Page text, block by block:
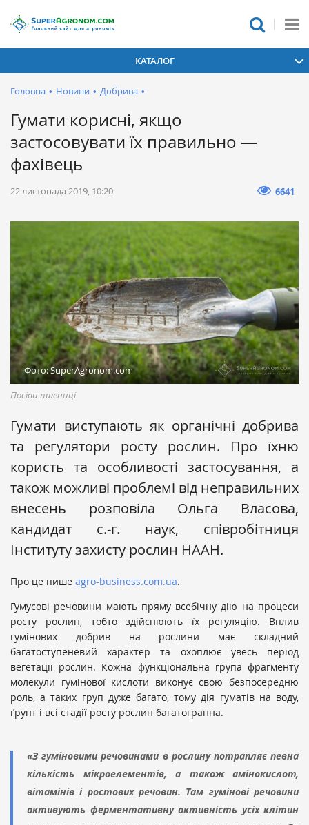
КАТАЛОГ
Головна • Новини • Добрива •
Гумати корисні, якщо
застосовувати їх правильно —
фахівець
22 листопада 2019, 10:20 6641
Фото: SuperAgronom.com
Посіви пшениці
Гумати виступають як органічні добрива
та регулятори росту рослин. Про їхню
користь та особливості застосування, а
також можливі проблемі від неправильних
внесень розповіла Ольга Власова,
кандидат с.-г. наук, співробітниця
Інституту захисту рослин НААН.
Про це пише agro-business.com.ua.
Гумусові речовини мають пряму всебічну дію на процеси
росту рослин, тобто здійснюють їх регуляцію. Вплив
гумінових добрив на рослини має складний
багатоступеневий характер та охоплює увесь період
вегетації рослин. Кожна функціональна група фрагменту
молекули гумінової кислоти виконує свою безпосередню
роль, а таких груп дуже багато, тому дія гуматів на воду,
ґрунт і всі стадії росту рослин багатогранна.
«З гуміновими речовинами в рослину потрапляє певна
кількість мікроелементів, а також амінокислот,
вітамінів і ростових речовин. Там гумінові речовини
активують ферментативну активність усіх клітин